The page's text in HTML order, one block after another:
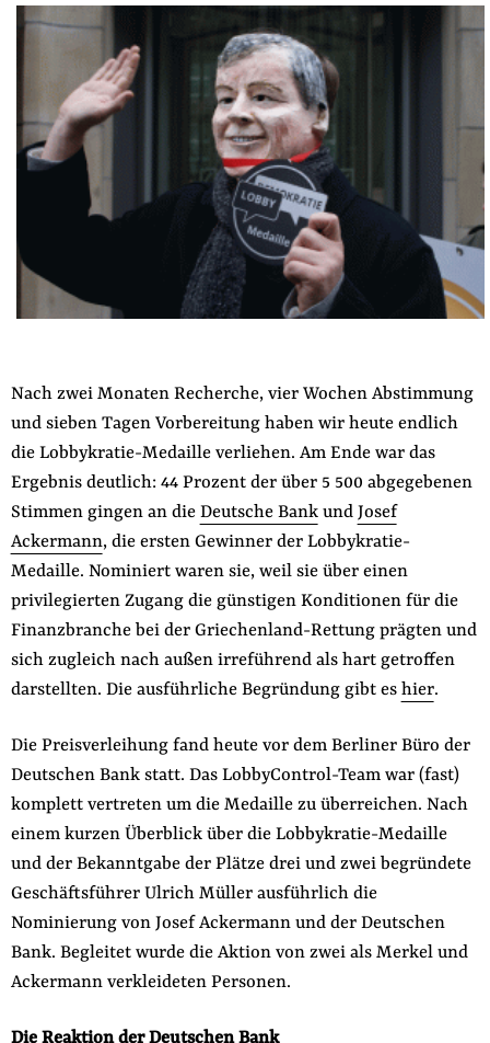
Kontakt
Impressum
Suche
Website
Folge Uns
MastodonBlueskyInstagram
YoutubeLinkedIn
Nach zwei Monaten Recherche, vier Wochen Abstimmung
und sieben Tagen Vorbereitung haben wir heute endlich
die Lobbykratie-Medaille verliehen. Am Ende war das
Ergebnis deutlich: 44 Prozent der über 5 500 abgegebenen
Stimmen gingen an die Deutsche Bankund Josef
Ackermann, die ersten Gewinner der Lobbykratie-
Medaille. Nominiert waren sie, weil sie über einen
privilegierten Zugang die günstigen Konditionen für die
Finanzbranche bei der Griechenland-Rettung prägten und
sich zugleich nach außen irreführend als hart getroffen
darstellten. Die ausführliche Begründung gibt es hier.
Die Preisverleihung fand heute vor dem Berliner Büro der
Deutschen Bank statt. Das LobbyControl-Team war (fast)
komplett vertreten um die Medaille zu überreichen. Nach
einem kurzen Überblick über die Lobbykratie-Medaille
und der Bekanntgabe der Plätze drei und zwei begründete
Geschäftsführer Ulrich Müller ausführlich die
Nominierung von Josef Ackermann und der Deutschen
Bank. Begleitet wurde die Aktion von zwei als Merkel und
Ackermann verkleideten Personen.
Die Reaktion der Deutschen Bank